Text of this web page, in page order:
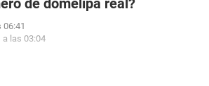
de domelipa real?
06:41
a las 03:04